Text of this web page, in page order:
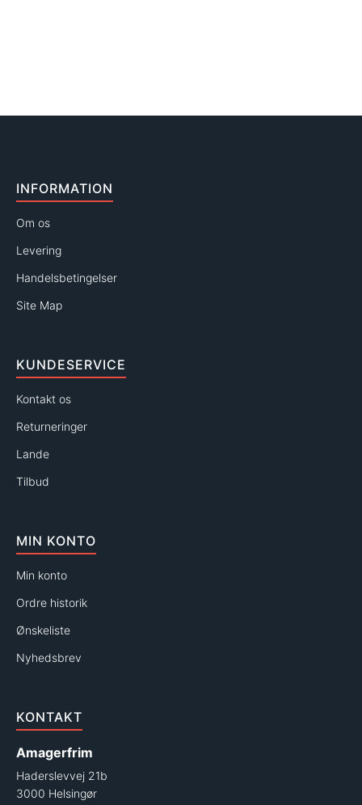
INFORMATION
Om os
Levering
Handelsbetingelser
Site Map
KUNDESERVICE
Kontakt os
Returneringer
Lande
Tilbud
MIN KONTO
Min konto
Ordre historik
Ønskeliste
Nyhedsbrev
KONTAKT
Amagerfrim
Haderslevvej 21b
3000 Helsingør